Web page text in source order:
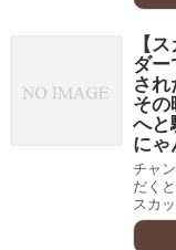
【
ダー
さ
その
へと
にゃ
チャ
だく
スカ